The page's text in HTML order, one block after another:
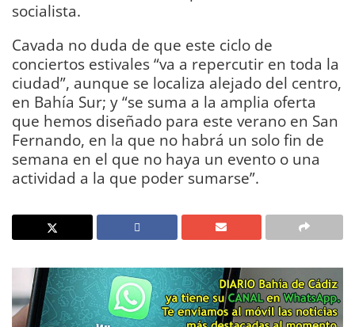
socialista.
Cavada no duda de que este ciclo de
conciertos estivales “va a repercutir en toda la
ciudad”, aunque se localiza alejado del centro,
en Bahía Sur; y “se suma a la amplia oferta
que hemos diseñado para este verano en San
Fernando, en la que no habrá un solo fin de
semana en el que no haya un evento o una
actividad a la que poder sumarse”.